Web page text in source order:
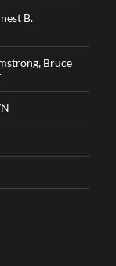
B.
Bruce